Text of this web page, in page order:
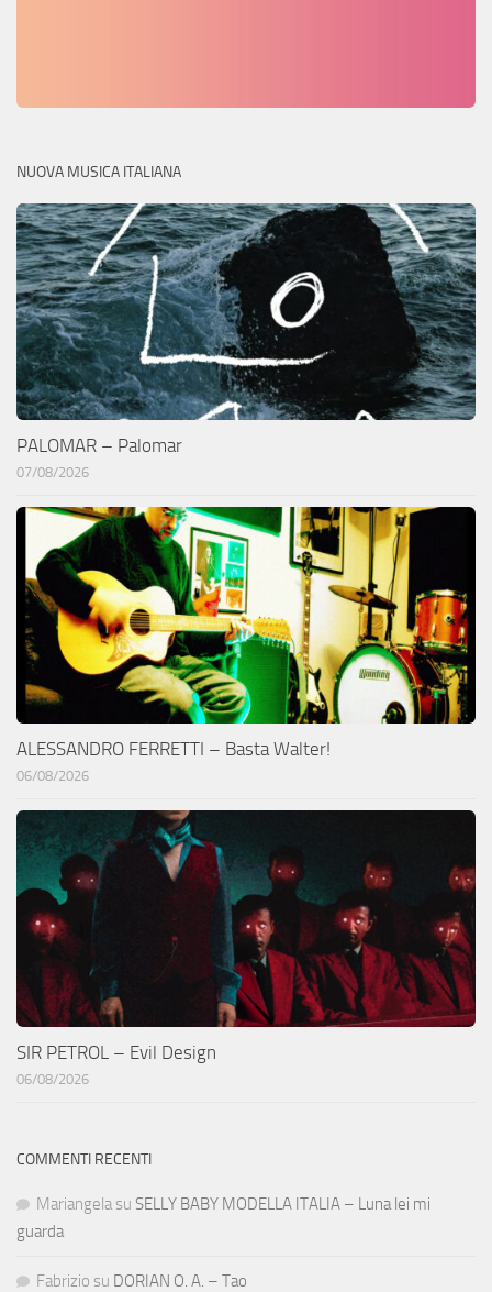
NUOVA MUSICA ITALIANA
PALOMAR – Palomar
07/08/2026
ALESSANDRO FERRETTI – Basta Walter!
06/08/2026
SIR PETROL – Evil Design
06/08/2026
COMMENTI RECENTI
Mariangela su SELLY BABY MODELLA ITALIA – Luna lei mi
guarda
Fabrizio su DORIAN O. A. – Tao